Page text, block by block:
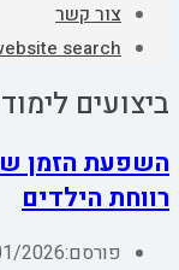
צור קשר
search
ביצועים
השפעת הזמן
רווחת הילדים
פורסם:2026